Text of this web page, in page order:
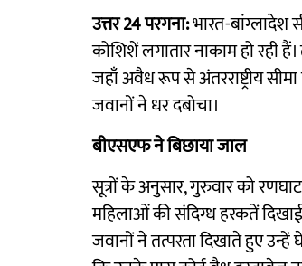
उत्तर 24 परगना:भारत-बांग्लादेश
कोशिशें लगातार नाकाम हो रही
जहाँ अवैध रूप से अंतरराष्ट्रीय
जवानों ने धर दबोचा।
बीएसएफ ने बिछाया जाल
सूत्रों के अनुसार, गुरुवार को
महिलाओं की संदिग्ध हरकतें दिखाई
जवानों ने तत्परता दिखाते हुए